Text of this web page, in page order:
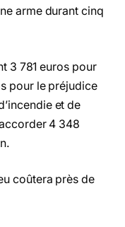
arme durant cinq
3 781 euros pour
pour le préjudice
et de
4 348
coûtera près de